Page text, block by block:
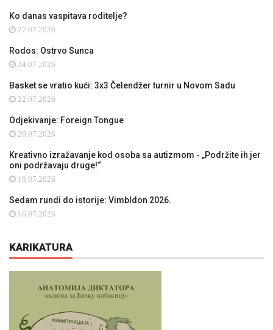
Ko danas vaspitava roditelje?
27.07.2026
Rodos: Ostrvo Sunca
24.07.2026
Basket se vratio kući: 3x3 Čelendžer turnir u Novom Sadu
22.07.2026
Odjekivanje: Foreign Tongue
20.07.2026
Kreativno izražavanje kod osoba sa autizmom - „Podržite ih jer
oni podržavaju druge!“
18.07.2026
Sedam rundi do istorije: Vimbldon 2026.
16.07.2026
KARIKATURA